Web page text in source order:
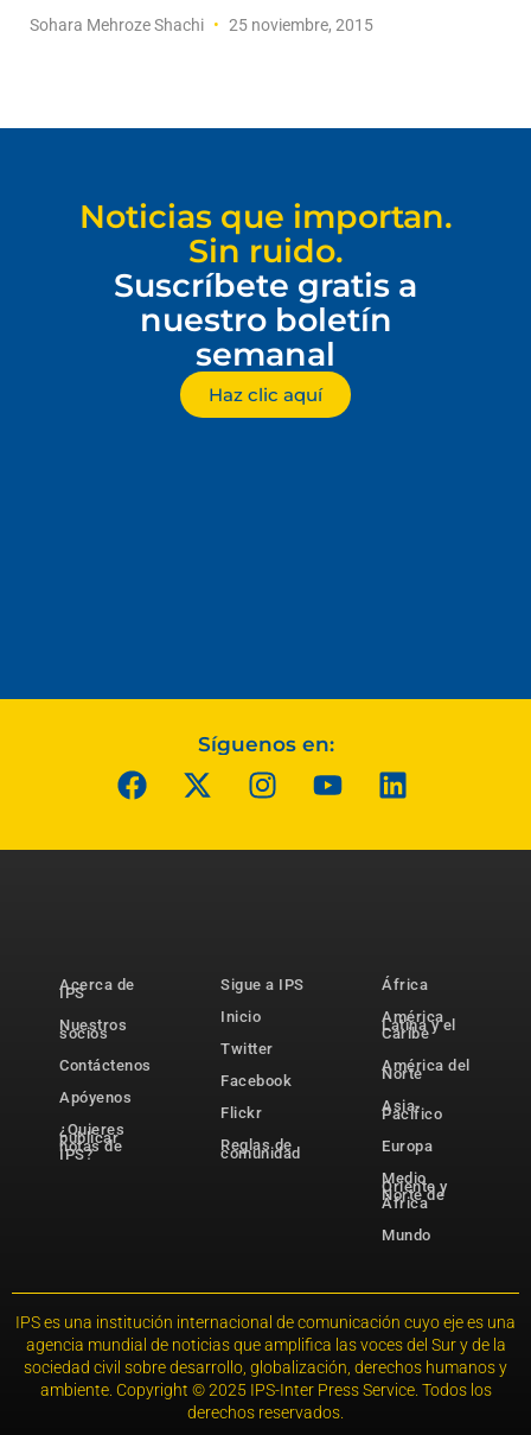
Sohara Mehroze Shachi 25 noviembre, 2015
Noticias que importan.
Sin ruido.
Suscríbete gratis a
nuestro boletín
semanal
Haz clic aquí
Síguenos en:
Acerca de
IPS
Nuestros
socios
Contáctenos
Apóyenos
¿Quieres
publicar
notas de
IPS?
Sigue a IPS
Inicio
Twitter
Facebook
Flickr
Reglas de
comunidad
África
América
Latina y el
Caribe
América del
Norte
Asia-
Pacífico
Europa
Medio
Oriente y
Norte de
África
Mundo
IPS es una institución internacional de comunicación cuyo eje es una
agencia mundial de noticias que amplifica las voces del Sur y de la
sociedad civil sobre desarrollo, globalización, derechos humanos y
ambiente. Copyright © 2025 IPS-Inter Press Service. Todos los
derechos reservados.